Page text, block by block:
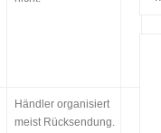
Händler organisiert
meist Rücksendung.